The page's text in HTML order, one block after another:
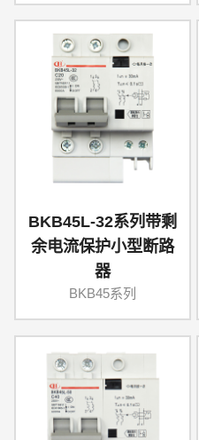
BKB45L-32系列带剩
余电流保护小型断路
器
BKB45系列